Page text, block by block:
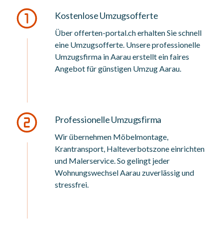
Kostenlose Umzugsofferte
Über offerten-portal.ch erhalten Sie schnell
eine Umzugsofferte. Unsere professionelle
Umzugsfirma in Aarau erstellt ein faires
Angebot für günstigen Umzug Aarau.
Professionelle Umzugsfirma
Wir übernehmen Möbelmontage,
Krantransport, Halteverbotszone einrichten
und Malerservice. So gelingt jeder
Wohnungswechsel Aarau zuverlässig und
stressfrei.